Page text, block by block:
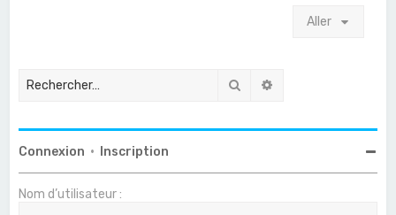
Aller
Rechercher
Connexion • Inscription
Nom d’utilisateur :